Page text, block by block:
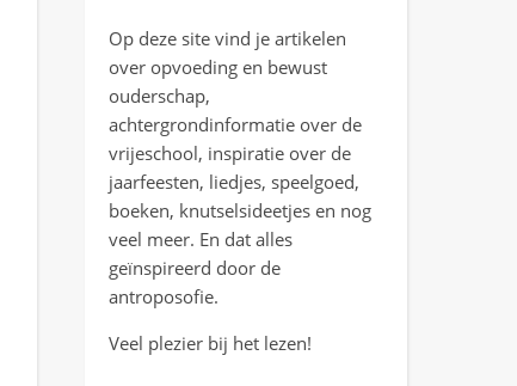
Op deze site vind je artikelen
over opvoeding en bewust
ouderschap,
achtergrondinformatie over de
vrijeschool, inspiratie over de
jaarfeesten, liedjes, speelgoed,
boeken, knutselsideetjes en nog
veel meer. En dat alles
geïnspireerd door de
antroposofie.
Veel plezier bij het lezen!